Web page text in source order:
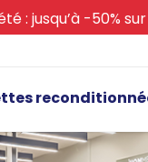
: jusqu’à -50%